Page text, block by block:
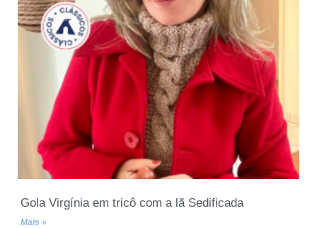
Gola Virgínia em tricô com a lã Sedificada
Mais »